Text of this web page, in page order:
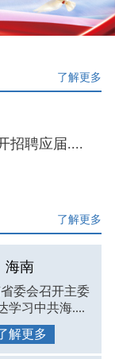
了解更多
招聘应届....
了解更多
海南
委会召开主委
学习中共海....
解更多